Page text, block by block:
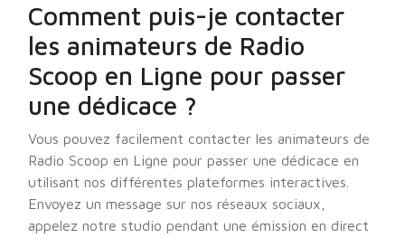
Comment puis-je contacter
les animateurs de Radio
Scoop en Ligne pour passer
une dédicace ?
Vous pouvez facilement contacter les animateurs de
Radio Scoop en Ligne pour passer une dédicace en
utilisant nos différentes plateformes interactives.
Envoyez un message sur nos réseaux sociaux,
appelez notre studio pendant une émission en direct